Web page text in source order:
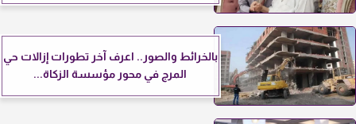
بالخرائط والصور.. اعرف آخر تطورات إزالات حي
المرج في محور مؤسسة الزكاة...